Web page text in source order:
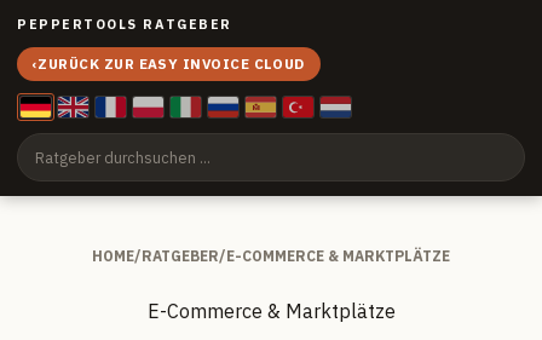
PEPPERTOOLS RATGEBER
‹ZURÜCK ZUR EASY INVOICE CLOUD
HOME/RATGEBER/E-COMMERCE & MARKTPLÄTZE
E-Commerce & Marktplätze